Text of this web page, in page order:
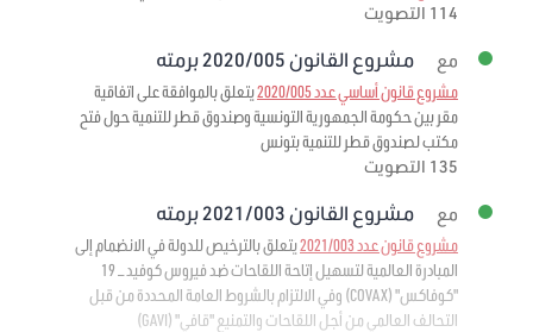
114 التصويت
مع مشروع القانون 2020/005 برمته
مشروع قانون أساسي عدد 2020/005
يتعلق بالموافقة على اتفاقية
مقر بين حكومة الجمهورية التونسية وصندوق قطر للتنمية حول فتح
مكتب لصندوق قطر للتنمية بتونس
135 التصويت
مع مشروع القانون 2021/003 برمته
مشروع قانون عدد 2021/003
يتعلق بالترخيص للدولة في الانضمام إلى
المبادرة العالمية لتسهيل إتاحة اللقاحات ضد فيروس كوفيد – 19
"كوفاكس" (COVAX) وفي الالتزام بالشروط العامة المحددة من قبل
التحالف العالمي من أجل اللقاحات والتمنيع "قافي" (GAVI)